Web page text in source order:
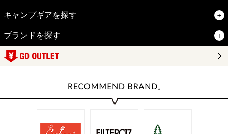
キャンプギアを探す
ブランドを探す